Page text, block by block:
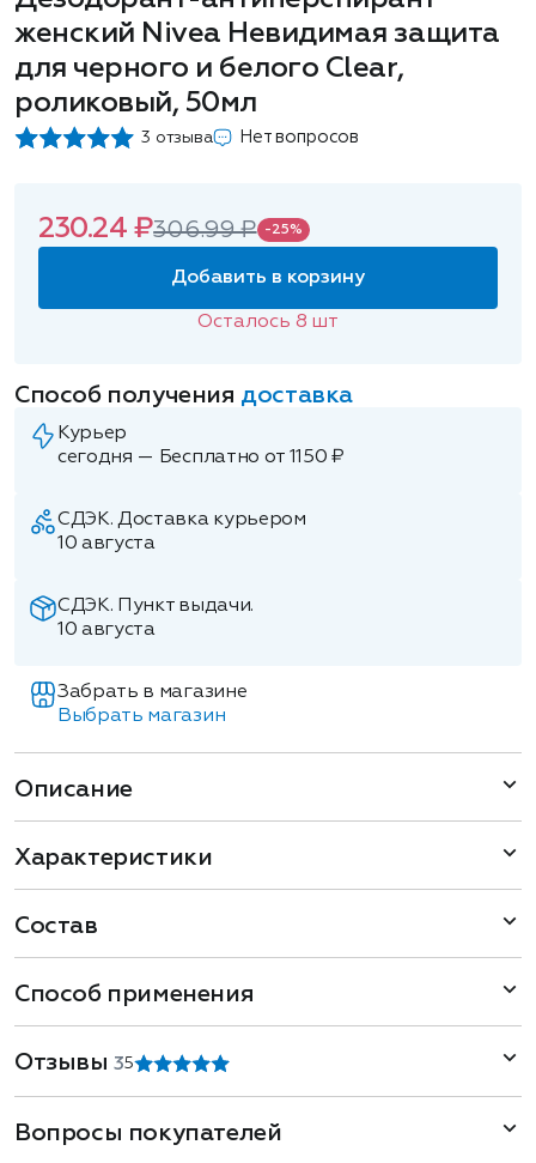
женский Nivea Невидимая защита
для черного и белого Clear,
роликовый, 50мл
3 отзыва Нет вопросов
230.24 ₽306.99 ₽ -25%
Добавить в корзину
Осталось 8 шт
Способ получения доставка
Курьер
сегодня — Бесплатно от 1150 ₽
СДЭК. Доставка курьером
10 августа
СДЭК. Пункт выдачи.
10 августа
Забрать в магазине
Выбрать магазин
Описание
Характеристики
Состав
Способ применения
Отзывы35
Вопросы покупателей